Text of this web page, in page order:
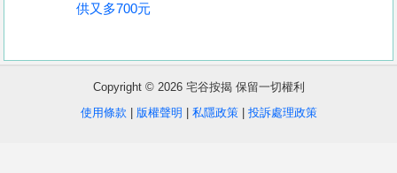
盤
供又多700元
Copyright © 2026 宅谷按揭 保留一切權利
使用條款
版權聲明 私隱政策| 投訴處理政策